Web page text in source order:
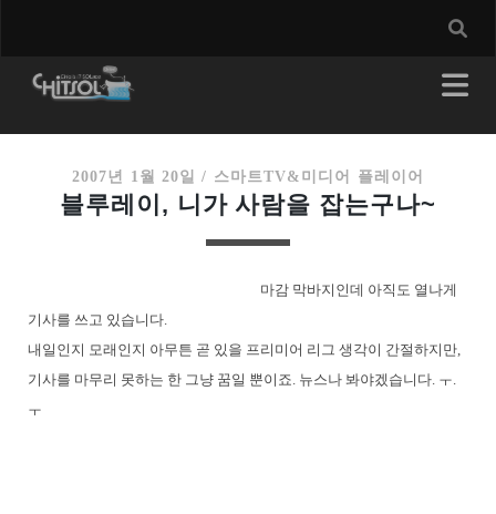
2007년 1월 20일 / 스마트TV&미디어 플레이어
블루레이, 니가 사람을 잡는구나~
마감 막바지인데 아직도 열나게
기사를 쓰고 있습니다.
내일인지 모래인지 아무튼 곧 있을 프리미어 리그 생각이 간절하지만,
기사를 마무리 못하는 한 그냥 꿈일 뿐이죠. 뉴스나 봐야겠습니다. ㅜ.
ㅜ